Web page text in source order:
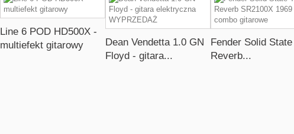
Line 6 POD HD500X -
multiefekt gitarowy
Dean Vendetta 1.0 GN
Floyd - gitara...
Fender Solid
Reverb...